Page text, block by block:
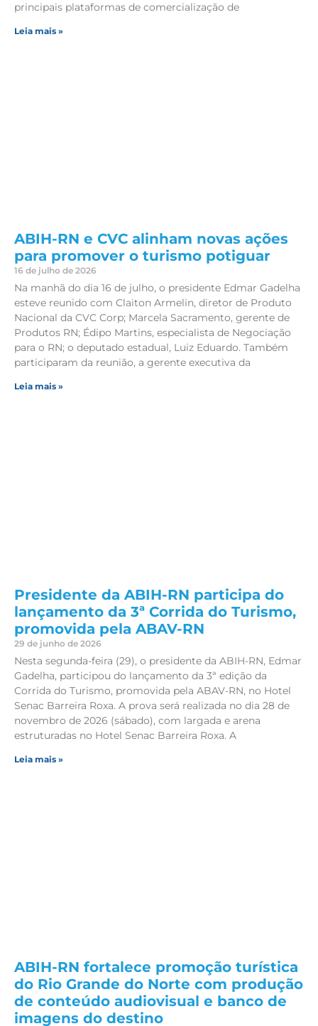
principais plataformas de comercialização de
Leia mais »
ABIH-RN e CVC alinham novas ações
para promover o turismo potiguar
16 de julho de 2026
Na manhã do dia 16 de julho, o presidente Edmar Gadelha
esteve reunido com Claiton Armelin, diretor de Produto
Nacional da CVC Corp; Marcela Sacramento, gerente de
Produtos RN; Édipo Martins, especialista de Negociação
para o RN; o deputado estadual, Luiz Eduardo. Também
participaram da reunião, a gerente executiva da
Leia mais »
Presidente da ABIH-RN participa do
lançamento da 3ª Corrida do Turismo,
promovida pela ABAV-RN
29 de junho de 2026
Nesta segunda-feira (29), o presidente da ABIH-RN, Edmar
Gadelha, participou do lançamento da 3ª edição da
Corrida do Turismo, promovida pela ABAV-RN, no Hotel
Senac Barreira Roxa. A prova será realizada no dia 28 de
novembro de 2026 (sábado), com largada e arena
estruturadas no Hotel Senac Barreira Roxa. A
Leia mais »
ABIH-RN fortalece promoção turística
do Rio Grande do Norte com produção
de conteúdo audiovisual e banco de
imagens do destino